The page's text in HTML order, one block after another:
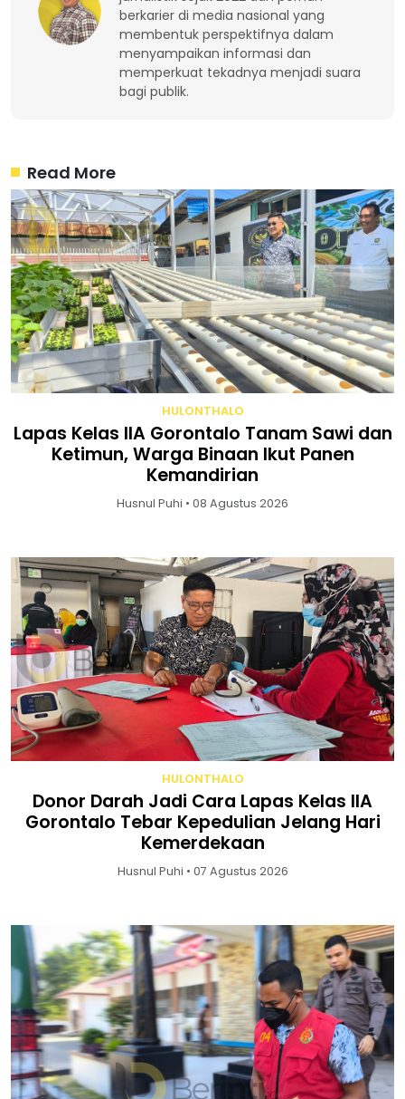
berkarier di media nasional yang
membentuk perspektifnya dalam
menyampaikan informasi dan
memperkuat tekadnya menjadi suara
bagi publik.
Read More
HULONTHALO
Lapas Kelas IIA Gorontalo Tanam Sawi dan
Ketimun, Warga Binaan Ikut Panen
Kemandirian
Husnul Puhi • 08 Agustus 2026
HULONTHALO
Donor Darah Jadi Cara Lapas Kelas IIA
Gorontalo Tebar Kepedulian Jelang Hari
Kemerdekaan
Husnul Puhi • 07 Agustus 2026